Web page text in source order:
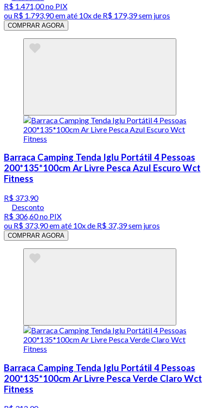
R$ 1.471,00no PIX
ou R$ 1.793,90em até 10x de R$ 179,39 sem juros
COMPRAR AGORA
Barraca Camping Tenda Iglu Portátil 4 Pessoas
200*135*100cm Ar Livre Pesca Azul Escuro Wct
Fitness
R$ 373,90
Desconto
R$ 306,60no PIX
ou R$ 373,90em até 10x de R$ 37,39 sem juros
COMPRAR AGORA
Barraca Camping Tenda Iglu Portátil 4 Pessoas
200*135*100cm Ar Livre Pesca Verde Claro Wct
Fitness